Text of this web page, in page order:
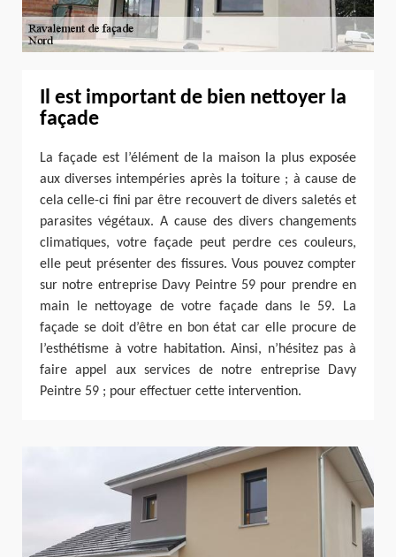
Il est important de bien nettoyer la
façade
La façade est l’élément de la maison la plus exposée
aux diverses intempéries après la toiture ; à cause de
cela celle-ci fini par être recouvert de divers saletés et
parasites végétaux. A cause des divers changements
climatiques, votre façade peut perdre ces couleurs,
elle peut présenter des fissures. Vous pouvez compter
sur notre entreprise Davy Peintre 59 pour prendre en
main le nettoyage de votre façade dans le 59. La
façade se doit d’être en bon état car elle procure de
l’esthétisme à votre habitation. Ainsi, n’hésitez pas à
faire appel aux services de notre entreprise Davy
Peintre 59 ; pour effectuer cette intervention.